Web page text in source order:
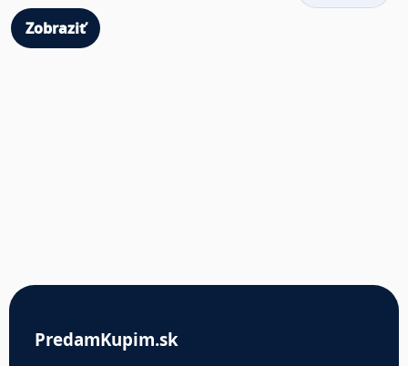
Zobraziť
PredamKupim.sk